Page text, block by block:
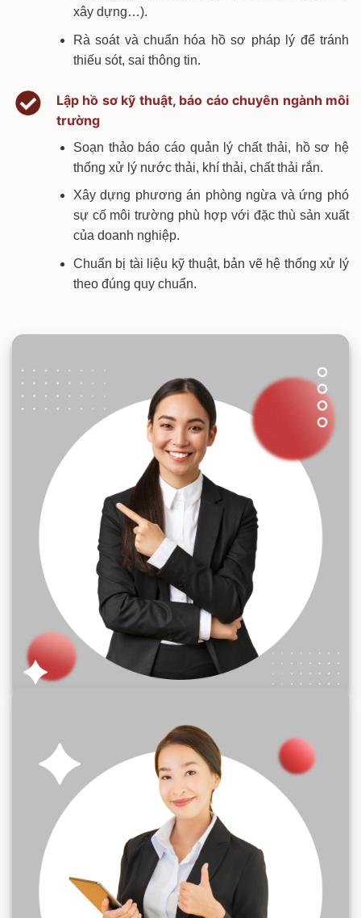
xây dựng…).
Rà soát và chuẩn hóa hồ sơ pháp lý để tránh
thiếu sót, sai thông tin.
Lập hồ sơ kỹ thuật, báo cáo chuyên ngành môi
trường
Soạn thảo báo cáo quản lý chất thải, hồ sơ hệ
thống xử lý nước thải, khí thải, chất thải rắn.
Xây dựng phương án phòng ngừa và ứng phó
sự cố môi trường phù hợp với đặc thù sản xuất
của doanh nghiệp.
Chuẩn bị tài liệu kỹ thuật, bản vẽ hệ thống xử lý
theo đúng quy chuẩn.